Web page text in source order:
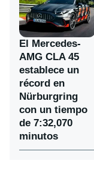
El Mercedes-
AMG CLA 45
establece un
récord en
Nürburgring
con un tiempo
de 7:32,070
minutos